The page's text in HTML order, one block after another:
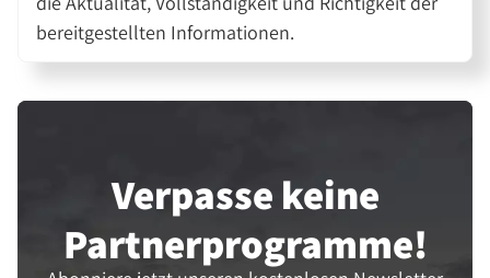
bereitgestellten Informationen.
Verpasse keine
Partner­programme!